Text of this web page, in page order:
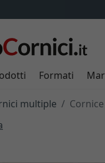
Formati
multiple